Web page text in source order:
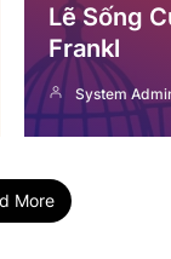
Lẽ Sống
Frankl
System
More